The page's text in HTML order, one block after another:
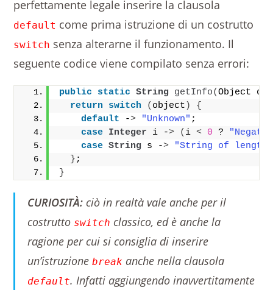
perfettamente legale inserire la clausola
default come prima istruzione di un costrutto
switch senza alterarne il funzionamento. Il
seguente codice viene compilato senza errori:
public static String getInfo(Object
return switch ( object )
{
default -> "Unknown" ;
case Integer i -> ( i < 0 ?
case String s ->
"String of length
} ;
}
CURIOSITÀ: ciò in realtà vale anche per il
costrutto switch classico, ed è anche la
ragione per cui si consiglia di inserire
un’istruzionebreak anche nella clausola
default. Infatti aggiungendo inavvertitamente